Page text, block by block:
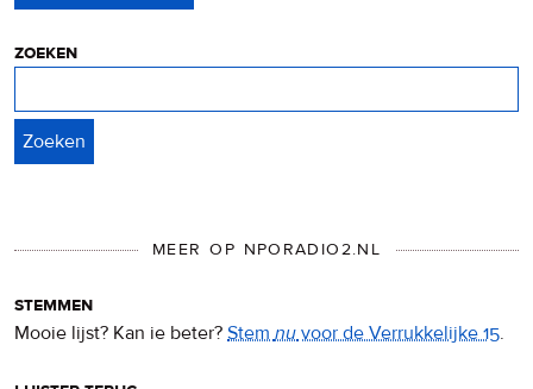
zoeken
MEER OP NPORADIO2.NL
stemmen
Mooie lijst? Kan ie beter? Stemnuvoor de Verrukkelijke 15.